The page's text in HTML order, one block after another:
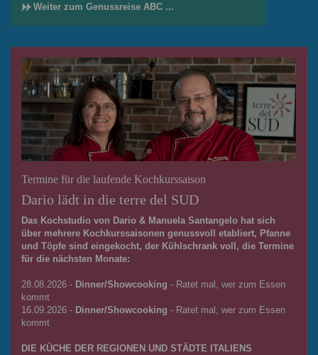
Weiter zum Genussreise ABC ...
Termine für die laufende Kochkurssaison
Dario lädt in die terre del SUD
Das Kochstudio von Dario & Manuela Santangelo hat sich
über mehrere Kochkurssaisonen genussvoll etabliert, Pfanne
und Töpfe sind eingekocht, der Kühlschrank voll, die Termine
für die nächsten Monate:
28.08.2026 - Dinner/Showcooking - Ratet mal, wer zum Essen
kommt
16.09.2026 - Dinner/Showcooking - Ratet mal, wer zum Essen
kommt
DIE KÜCHE DER REGIONEN UND STÄDTE ITALIENS